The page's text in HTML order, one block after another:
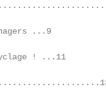
...9
! ...11